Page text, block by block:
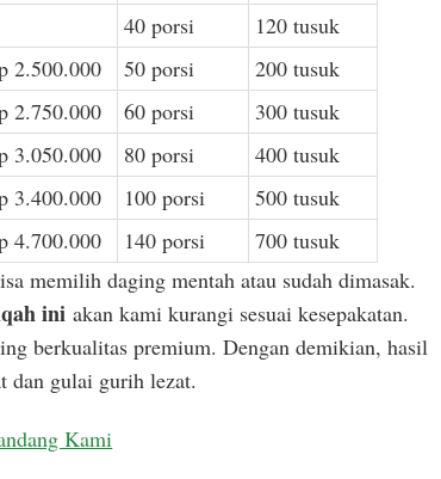
40 porsi
120 tusuk
2.500.000 50 porsi
200 tusuk
2.750.000 60 porsi
300 tusuk
3.050.000 80 porsi
400 tusuk
3.400.000 100 porsi
500 tusuk
4.700.000 140 porsi 700 tusuk
memilih daging mentah atau sudah dimasak.
iniakan kami kurangi sesuai kesepakatan.
berkualitas premium. Dengan demikian, hasil
dan gulai gurih lezat.
Kami